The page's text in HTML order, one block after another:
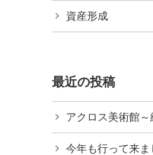
資産形成
最近の投稿
アクロス美術館
今年も行って来ま